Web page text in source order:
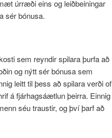
úrræði eins og leiðbeiningar
sér bónusa.
sem reyndir spilara þurfa að
og nýtt sér bónusa sem
leitt til þess að spilara verði of
á fjárhagsáætlun þeirra. Einnig
séu traustir, og því þarf að